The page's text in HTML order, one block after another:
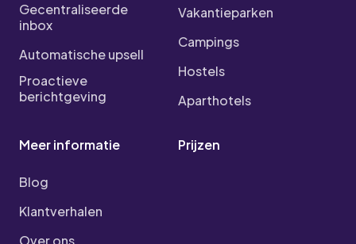
Gecentraliseerde
inbox
Automatische upsell
Proactieve
berichtgeving
Vakantieparken
Campings
Hostels
Aparthotels
Meer informatie
Blog
Klantverhalen
Prijzen